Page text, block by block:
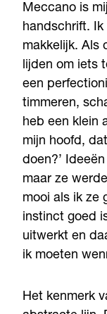
Meccano is
handschrift.
makkelijk. Als
lijden om iets
een
timmeren,
heb een klein
mijn hoofd,
doen?’
maar ze
mooi als ik ze
instinct goed
uitwerkt en
ik moeten
Het kenmerk